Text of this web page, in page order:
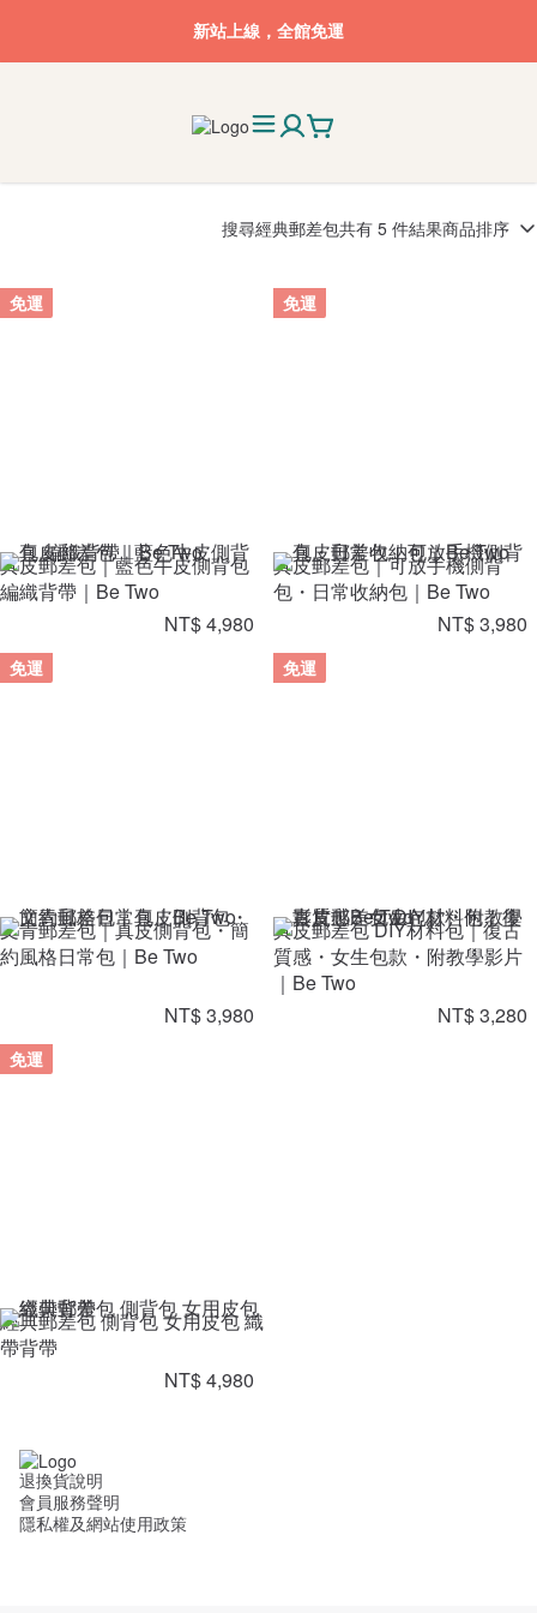
新站上線，全館免運
搜尋經典郵差包共有 5 件結果商品排序
免運
真皮郵差包｜藍色牛皮側背包
編織背帶｜Be Two
NT$ 4,980
免運
真皮郵差包｜可放手機側背
包・日常收納包｜Be Two
NT$ 3,980
免運
文青郵差包｜真皮側背包・簡
約風格日常包｜Be Two
NT$ 3,980
免運
真皮郵差包 DIY材料包｜復古
質感・女生包款・附教學影片
｜Be Two
NT$ 3,280
免運
經典郵差包 側背包 女用皮包 織
帶背帶
NT$ 4,980
退換貨說明
會員服務聲明
隱私權及網站使用政策